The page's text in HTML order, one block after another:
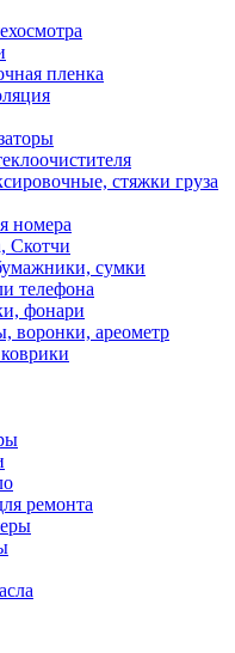
пленка
стяжки груза
номера
Скотчи
сумки
телефона
фонари
воронки, ареометр
ремонта